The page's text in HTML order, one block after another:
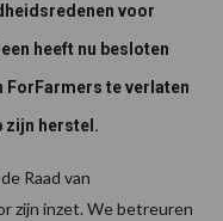
voor
heeft nu besloten
ForFarmers te verlaten
zijn herstel.
Raad van
zijn inzet. We betreuren